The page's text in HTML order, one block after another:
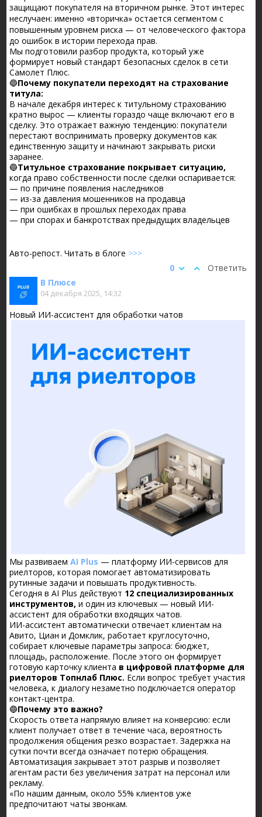
защищают покупателя на вторичном рынке. Этот интерес
неслучаен: именно «вторичка» остается сегментом с
повышенным уровнем риска — от человеческого фактора
до ошибок в истории перехода прав.
Мы подготовили разбор продукта, который уже
формирует новый стандарт безопасных сделок в сети
Самолет Плюс.
🔵Почему покупатели переходят на страхование
титула:
В начале декабря интерес к титульному страхованию
кратно вырос — клиенты гораздо чаще включают его в
сделку. Это отражает важную тенденцию: покупатели
перестают воспринимать проверку документов как
единственную защиту и начинают закрывать риски
заранее.
🔵Титульное страхование покрывает ситуацию,
когда право собственности после сделки оспаривается:
— по причине появления наследников
— из-за давления мошенников на продавца
— при ошибках в прошлых переходах права
— при спорах и банкротствах предыдущих владельцев
Авто-репост. Читать в блоге >>>
Ответить
0
В Плюсе
04 декабря 2025, 14:32
Новый ИИ-ассистент для обработки чатов
Мы развиваемAI Plus — платформу ИИ-сервисов для
риелторов, которая помогает автоматизировать
рутинные задачи и повышать продуктивность.
Сегодня в AI Plus действуют 12 специализированных
инструментов, и один из ключевых — новый ИИ-
ассистент для обработки входящих чатов.
ИИ-ассистент автоматически отвечает клиентам на
Авито, Циан и Домклик, работает круглосуточно,
собирает ключевые параметры запроса: бюджет,
площадь, расположение. После этого он формирует
готовую карточку клиента в цифровой платформе для
риелторов Топнлаб Плюс. Если вопрос требует участия
человека, к диалогу незаметно подключается оператор
контакт-центра.
🔵Почему это важно?
Скорость ответа напрямую влияет на конверсию: если
клиент получает ответ в течение часа, вероятность
продолжения общения резко возрастает. Задержка на
сутки почти всегда означает потерю обращения.
Автоматизация закрывает этот разрыв и позволяет
агентам расти без увеличения затрат на персонал или
рекламу.
«По нашим данным, около 55% клиентов уже
предпочитают чаты звонкам.